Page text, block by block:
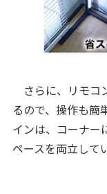
さらに、リモコ
るので、操作も簡
インは、コーナー
ペースを両立して